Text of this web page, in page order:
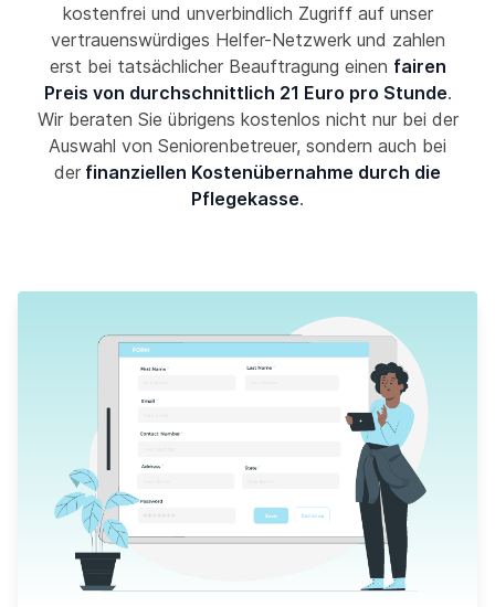
kostenfrei und unverbindlich Zugriff auf unser
vertrauenswürdiges Helfer-Netzwerk und zahlen
erst bei tatsächlicher Beauftragung einen fairen
Preis von durchschnittlich 21 Euro pro Stunde.
Wir beraten Sie übrigens kostenlos nicht nur bei der
Auswahl von Seniorenbetreuer, sondern auch bei
der finanziellen Kostenübernahme durch die
Pflegekasse.